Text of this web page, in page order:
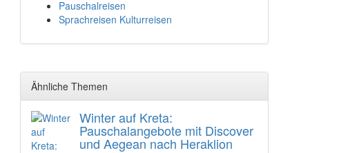
Pauschalreisen
Sprachreisen Kulturreisen
Ähnliche Themen
Winter auf Kreta:
Pauschalangebote mit Discover
und Aegean nach Heraklion